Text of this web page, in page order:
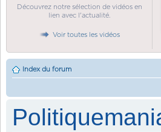
Découvrez notre sélection de vidéos en
lien avec l'actualité.
Voir toutes les vidéos
Index du forum